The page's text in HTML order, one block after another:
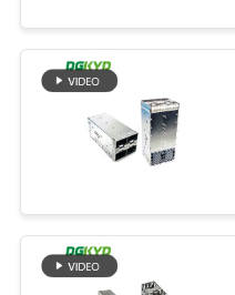
PROTECTION
DE
PRIVÉE